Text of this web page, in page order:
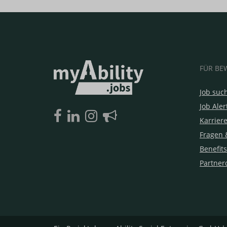
FÜR
Job
Job
Fragen